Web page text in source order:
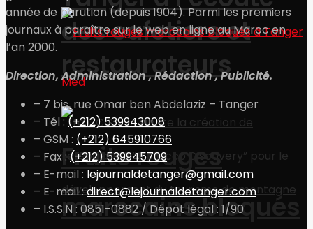
des cafetiers et
restaurateurs
Fruits rouges
marocains bloqués
année de parution (depuis 1904). Parmi les premiers
journaux à paraître sur le web en ligne au Maroc en
l’an 2000.
Direction, Administration , Rédaction , Publicité.
– 7 bis, rue Omar ben Abdelaziz – Tanger
– Tél :(+212) 539943008
– GSM : (+212) 645910766
– Fax :(+212) 539945709
– E-mail : lejournaldetanger@gmail.com
– E-mail :direct@lejournaldetanger.com
– I.S.S.N : 0851-0882 / Dépôt légal : 1/90